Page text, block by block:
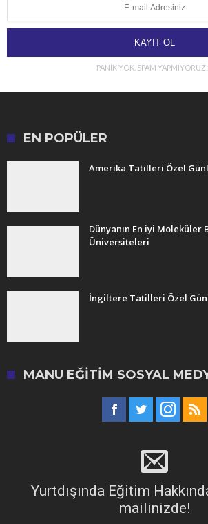
PANİK YOK. SPAM YAPMIYORUZ
EN POPÜLER
Amerika Tatilleri Özel
Dünyanın En iyi Moleküler
Üniversiteleri
İngiltere Tatilleri Özel
MANU EĞITIM SOSYAL
Yurtdışında Eğitim
mailinizde!